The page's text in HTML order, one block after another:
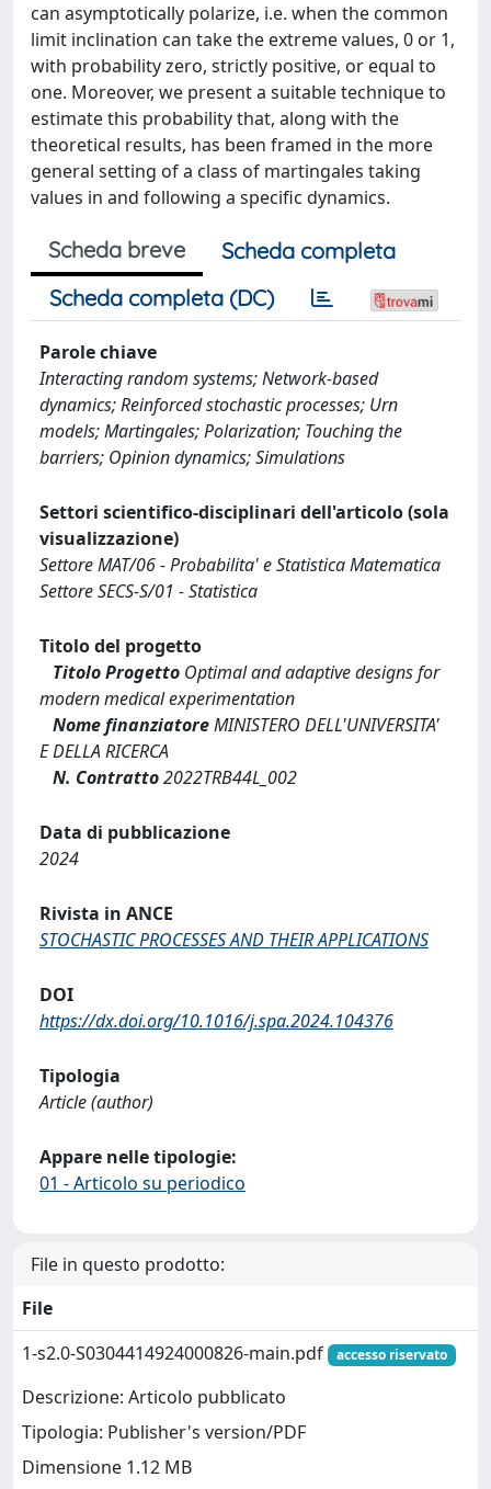
can asymptotically polarize, i.e. when the common
limit inclination can take the extreme values, 0 or 1,
with probability zero, strictly positive, or equal to
one. Moreover, we present a suitable technique to
estimate this probability that, along with the
theoretical results, has been framed in the more
general setting of a class of martingales taking
values in and following a specific dynamics.
Scheda breve
Scheda completa
Scheda completa (DC)
Parole chiave
Interacting random systems; Network-based
dynamics; Reinforced stochastic processes; Urn
models; Martingales; Polarization; Touching the
barriers; Opinion dynamics; Simulations
Settori scientifico-disciplinari dell'articolo (sola
visualizzazione)
Settore MAT/06 - Probabilita' e Statistica Matematica
Settore SECS-S/01 - Statistica
Titolo del progetto
Titolo Progetto Optimal and adaptive designs for
modern medical experimentation
Nome finanziatoreMINISTERO DELL'UNIVERSITA'
E DELLA RICERCA
N. Contratto2022TRB44L_002
Data di pubblicazione
2024
Rivista in ANCE
STOCHASTIC PROCESSES AND THEIR APPLICATIONS
DOI
https://dx.doi.org/10.1016/j.spa.2024.104376
Tipologia
Article (author)
Appare nelle tipologie:
01 - Articolo su periodico
File in questo prodotto:
File
1-s2.0-S0304414924000826-main.pdf
accesso riservato
Descrizione: Articolo pubblicato
Tipologia: Publisher's version/PDF
Dimensione 1.12 MB